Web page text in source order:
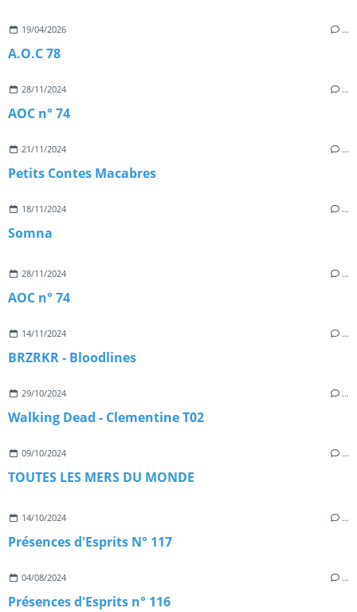
19/04/2026 …
A.O.C 78
28/11/2024 …
AOC n° 74
21/11/2024 …
Petits Contes Macabres
18/11/2024 …
Somna
28/11/2024 …
AOC n° 74
14/11/2024 …
BRZRKR - Bloodlines
29/10/2024 …
Walking Dead - Clementine T02
09/10/2024 …
TOUTES LES MERS DU MONDE
14/10/2024 …
Présences d'Esprits N° 117
04/08/2024 …
Présences d'Esprits n° 116